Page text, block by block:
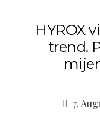
HYROX
trend.
7.